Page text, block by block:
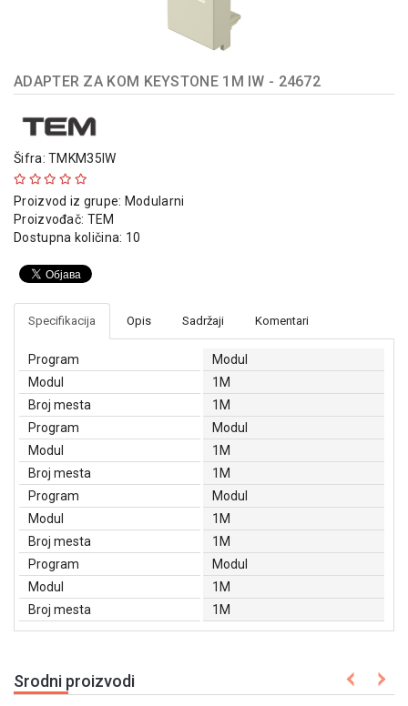
Instalacioni
Napajanja
kontrola
osvetljenja
Baterijska
ADAPTER ZA KOM KEYSTONE 1M IW - 24672
Šifra: TMKM35IW
Proizvod iz grupe: Modularni
Proizvođač: TEM
Dostupna količina: 10
Specifikacija Opis Sadržaji Komentari
Program
Modul
Modul
1M
Broj mesta
1M
Program
Modul
Modul
1M
Broj mesta
1M
Program
Modul
Modul
1M
Broj mesta
1M
Program
Modul
Modul
1M
Broj mesta
1M
Srodni proizvodi